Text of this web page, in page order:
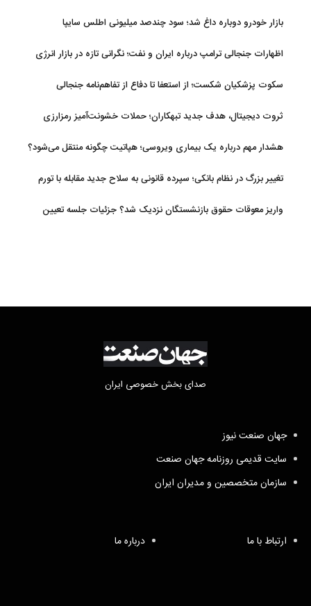
بازار خودرو دوباره داغ شد؛ سود چندصد میلیونی اطلس سایپا
اظهارات جنجالی ترامپ درباره ایران و نفت؛ نگرانی تازه در بازار انرژی
سکوت پزشکیان شکست؛ از استعفا تا دفاع از تفاهم‌نامه جنجالی
ثروت دیجیتال، هدف جدید تبهکاران؛ حملات خشونت‌آمیز رمزارزی
هشدار مهم درباره یک بیماری ویروسی؛ هپاتیت چگونه منتقل می‌شود؟
تغییر بزرگ در نظام بانکی؛ سپرده قانونی به سلاح جدید مقابله با تورم
واریز معوقات حقوق بازنشستگان نزدیک شد؟ جزئیات جلسه تعیین
صدای بخش خصوصی ایران
جهان صنعت نیوز
سایت قدیمی روزنامه جهان صنعت
سازمان متخصصین و مدیران ایران
ارتباط با ما درباره ما